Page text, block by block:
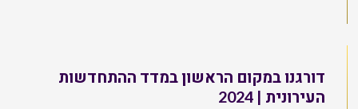
דורגנו במקום הראשון במדד ההתחדשות
העירונית | 2024